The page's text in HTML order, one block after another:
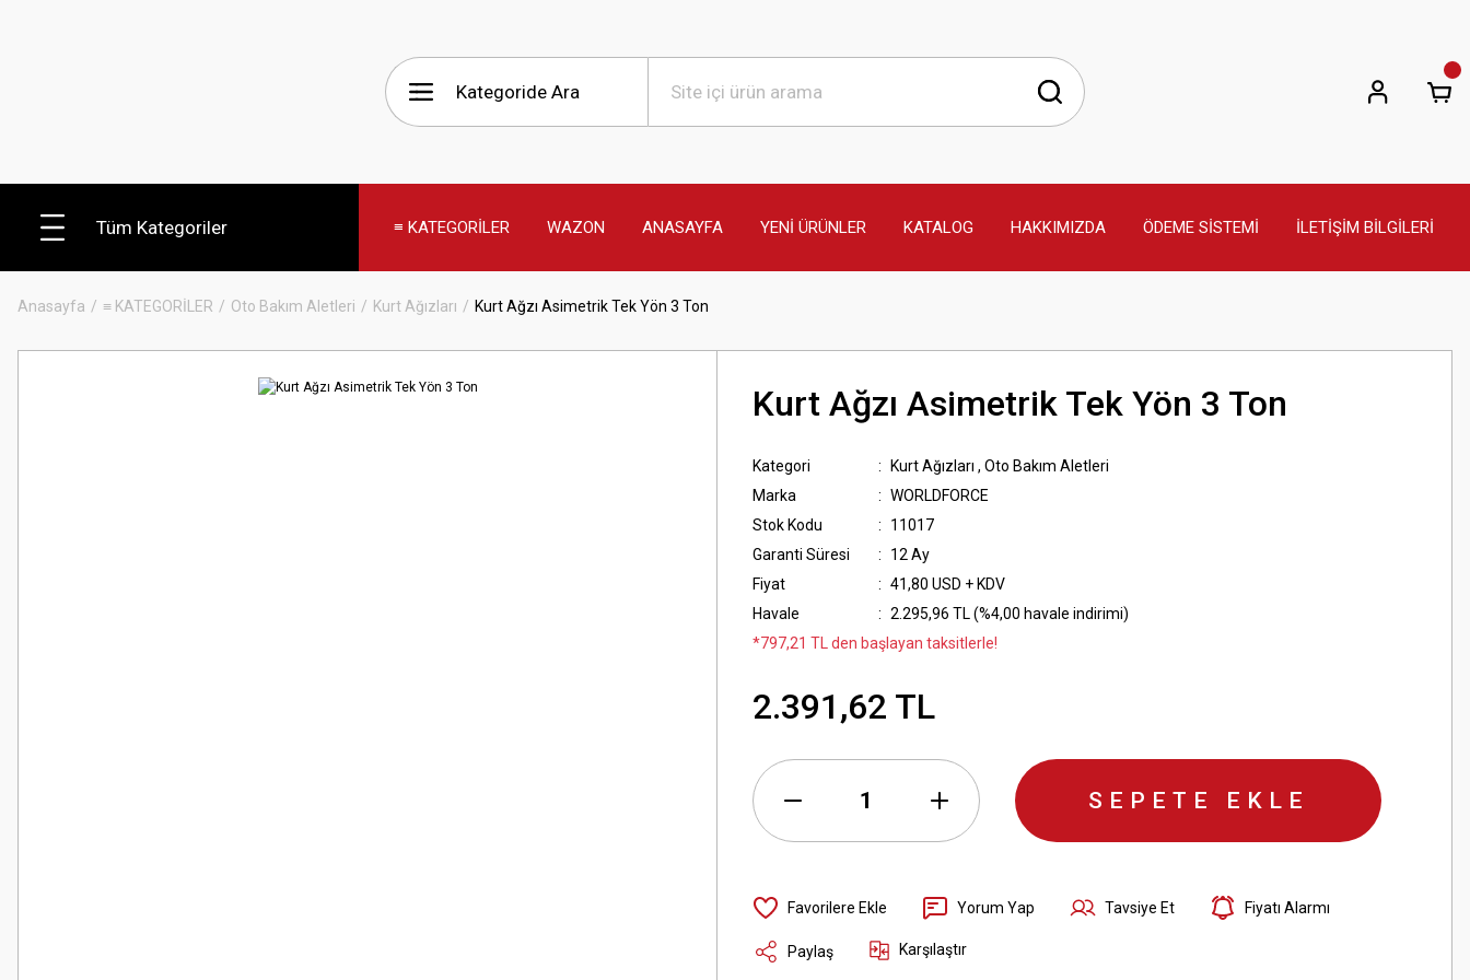
Tüm Kategoriler ≡ KATEGORİLER WAZON ANASAYFA YENİ ÜRÜNLER KATALOG HAKKIMIZDA ÖDEME SİSTEMİ İLETİŞİM BİLGİLERİ
Anasayfa ≡ KATEGORİLER Oto Bakım Aletleri Kurt Ağızları Kurt Ağzı Asimetrik Tek Yön 3 Ton
Kurt Ağzı Asimetrik Tek Yön 3 Ton
Kategori Kurt Ağızları , Oto Bakım Aletleri
Marka
WORLDFORCE
Stok Kodu
11017
Garanti Süresi
12 Ay
Fiyat
41,80 USD + KDV
Havale
2.295,96 TL (%4,00 havale indirimi)
*797,21 TL den başlayan taksitlerle!
2.391,62 TL
SEPETE EKLE
Yorum Yap Tavsiye Et Fiyatı Alarmı
Paylaş Karşılaştır